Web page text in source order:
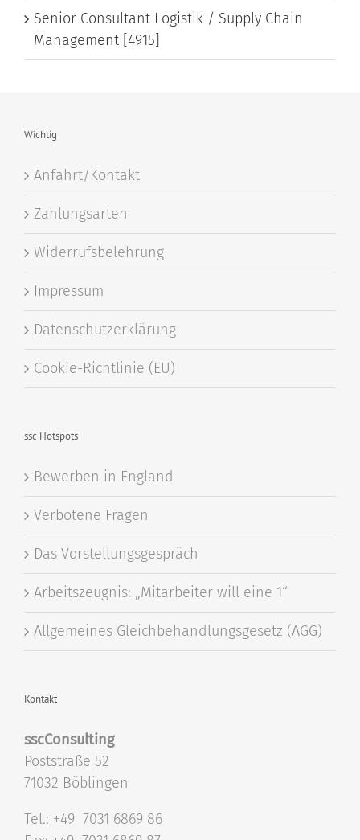
Senior Consultant Logistik / Supply Chain
Management [4915]
Wichtig
Anfahrt/Kontakt
Zahlungsarten
Widerrufsbelehrung
Impressum
Datenschutzerklärung
Cookie-Richtlinie (EU)
ssc Hotspots
Bewerben in England
Verbotene Fragen
Das Vorstellungsgespräch
Arbeitszeugnis: „Mitarbeiter will eine 1“
Allgemeines Gleichbehandlungsgesetz (AGG)
Kontakt
sscConsulting
Poststraße 52
71032 Böblingen
Tel.: +49 7031 6869 86